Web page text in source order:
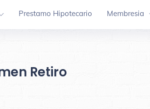
Prestamo Hipotecario Membresia
Retiro